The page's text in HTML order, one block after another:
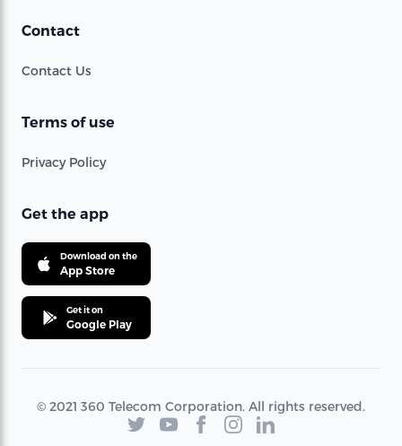
Contact
Contact Us
Terms of use
Privacy Policy
Get the app
Download on the
App Store
Get it on
Google Play
© 2021 360 Telecom Corporation. All rights reserved.